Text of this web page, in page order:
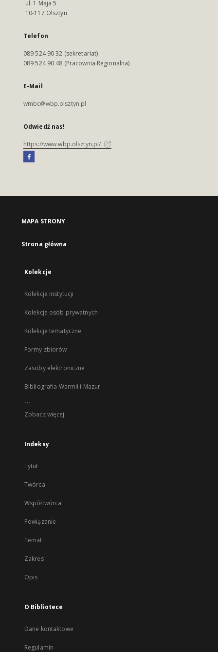
ul. 1 Maja 5
10-117 Olsztyn
Telefon
089 524 90 32 (sekretariat)
089 524 90 48 (Pracownia Regionalna)
E-Mail
wmbc@wbp.olsztyn.pl
Odwiedź nas!
https://www.wbp.olsztyn.pl/
MAPA STRONY
Strona główna
Kolekcje
Kolekcje instytucji
Kolekcje osób prywatnych
Kolekcje tematyczne
Formy zbiorów
Zasoby elektroniczne
Bibliografia Warmii i Mazur
...
Zobacz więcej
Indeksy
Tytuł
Twórca
Współtwórca
Powiązanie
Temat
Zakres
Opis
O Bibliotece
Dane kontaktowe
Regulamin